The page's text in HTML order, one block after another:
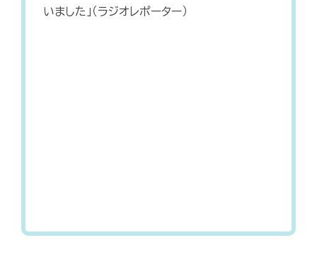
いました」（ラジオレポーター）